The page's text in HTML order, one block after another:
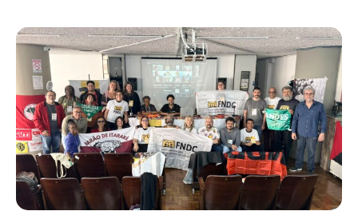
FNDC aprova plataforma de 20 pontos para as eleições 2026